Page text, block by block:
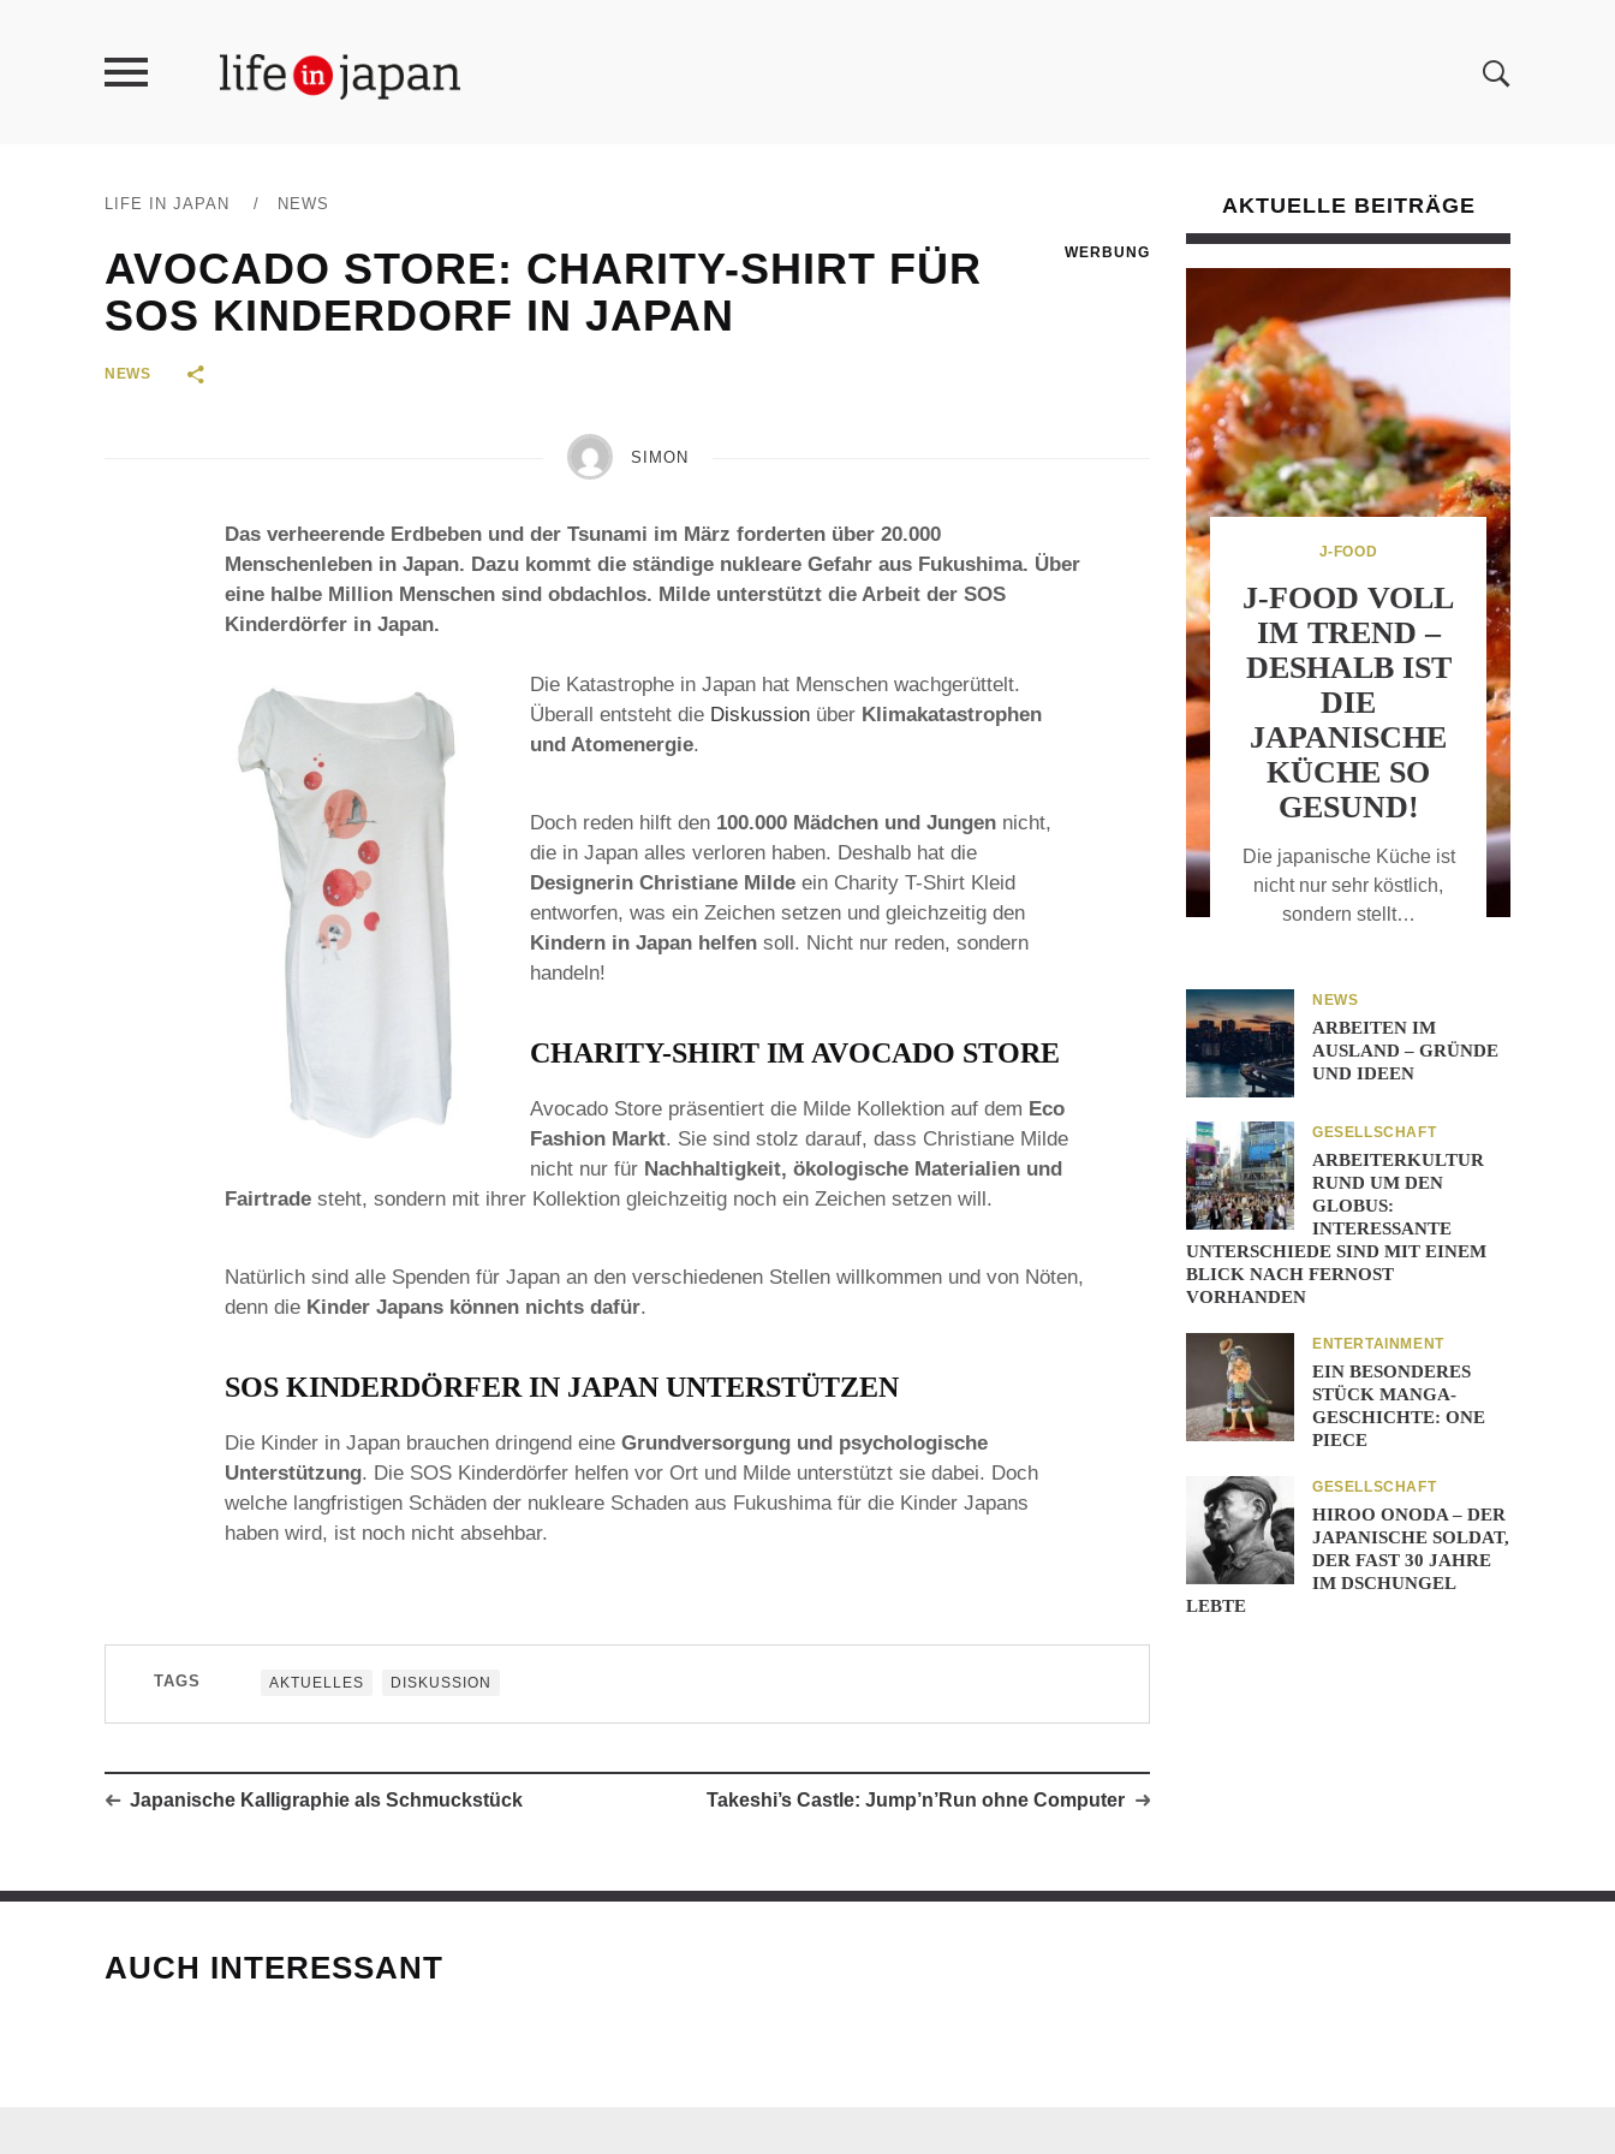
LIFE IN JAPAN / NEWS
AVOCADO STORE: CHARITY-SHIRT FÜR
SOS KINDERDORF IN JAPAN
WERBUNG
NEWS
SIMON
Das verheerende Erdbeben und der Tsunami im März forderten über 20.000
Menschenleben in Japan. Dazu kommt die ständige nukleare Gefahr aus Fukushima. Über
eine halbe Million Menschen sind obdachlos. Milde unterstützt die Arbeit der SOS
Kinderdörfer in Japan.
Die Katastrophe in Japan hat Menschen wachgerüttelt.
Überall entsteht die Diskussion über Klimakatastrophen
und Atomenergie.
Doch reden hilft den 100.000 Mädchen und Jungen nicht,
die in Japan alles verloren haben. Deshalb hat die
Designerin Christiane Milde ein Charity T-Shirt Kleid
entworfen, was ein Zeichen setzen und gleichzeitig den
Kindern in Japan helfen soll. Nicht nur reden, sondern
handeln!
CHARITY-SHIRT IM AVOCADO STORE
Avocado Store präsentiert die Milde Kollektion auf dem Eco
Fashion Markt. Sie sind stolz darauf, dass Christiane Milde
nicht nur für Nachhaltigkeit, ökologische Materialien und
Fairtrade steht, sondern mit ihrer Kollektion gleichzeitig noch ein Zeichen setzen will.
Natürlich sind alle Spenden für Japan an den verschiedenen Stellen willkommen und von Nöten,
denn die Kinder Japans können nichts dafür.
SOS KINDERDÖRFER IN JAPAN UNTERSTÜTZEN
Die Kinder in Japan brauchen dringend eine Grundversorgung und psychologische
Unterstützung. Die SOS Kinderdörfer helfen vor Ort und Milde unterstützt sie dabei. Doch
welche langfristigen Schäden der nukleare Schaden aus Fukushima für die Kinder Japans
haben wird, ist noch nicht absehbar.
TAGS AKTUELLES DISKUSSION
Japanische Kalligraphie als Schmuckstück Takeshi’s Castle: Jump’n’Run ohne Computer
AKTUELLE BEITRÄGE
J-FOOD
J-FOOD VOLL
IM TREND –
DESHALB IST
DIE
JAPANISCHE
KÜCHE SO
GESUND!
Die japanische Küche ist
nicht nur sehr köstlich,
sondern stellt…
NEWS
ARBEITEN IM
AUSLAND – GRÜNDE
UND IDEEN
GESELLSCHAFT
ARBEITERKULTUR
RUND UM DEN
GLOBUS:
INTERESSANTE
UNTERSCHIEDE SIND MIT EINEM
BLICK NACH FERNOST
VORHANDEN
ENTERTAINMENT
EIN BESONDERES
STÜCK MANGA-
GESCHICHTE: ONE
PIECE
GESELLSCHAFT
HIROO ONODA – DER
JAPANISCHE SOLDAT,
DER FAST 30 JAHRE
IM DSCHUNGEL
LEBTE
AUCH INTERESSANT